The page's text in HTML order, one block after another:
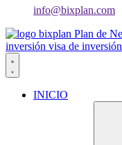
info@bixplan.com
INICIO